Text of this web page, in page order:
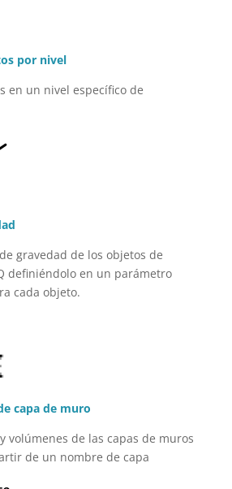
por nivel
en un nivel específico de
gravedad de los objetos de
definiéndolo en un parámetro
cada objeto.
capa de muro
volúmenes de las capas de muros
de un nombre de capa